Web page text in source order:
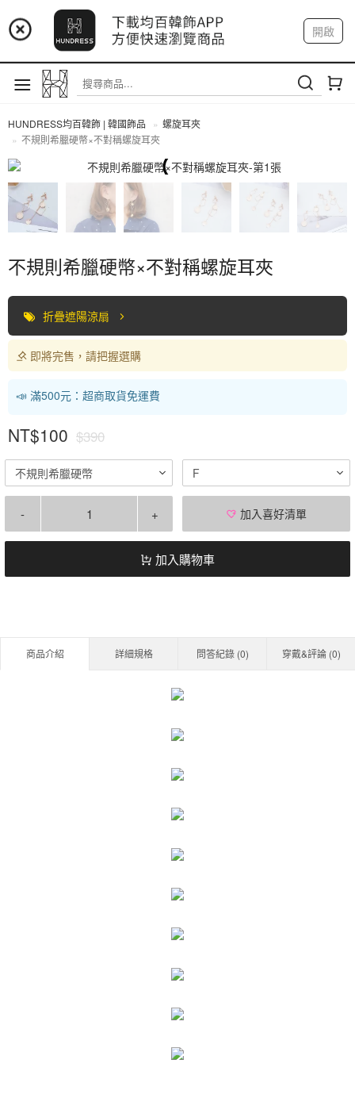
📢 市集預告：9/4-9/6 淡水捷運站
📢 市集預告：9/12-9/13 八里海巡基地
📢 市集預告：8/22-8/23 桃園青埔置地廣場
開啟
註冊 我的帳戶
HUNDRESS均百韓飾 | 韓國飾品
螺旋耳夾
不規則希臘硬幣×不對稱螺旋耳夾
不規則希臘硬幣×不對稱螺旋耳夾
折疊遮陽涼扇
即將完售，請把握選購
📣 滿500元：超商取貨免運費
NT$100 $390
不規則希臘硬幣 F
- + 加入喜好清單
加入購物車
商品介紹 詳細規格 問答紀錄 (0) 穿戴&評論 (0)